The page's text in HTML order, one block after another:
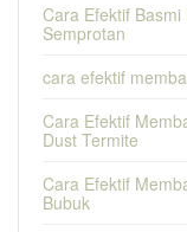
Cara Efektif
Semprotan
cara efektif
Cara Efektif
Dust Termite
Cara Efektif
Bubuk